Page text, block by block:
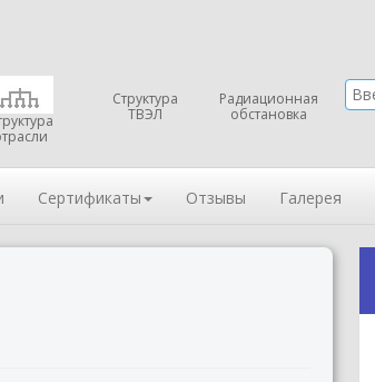
Структура
ТВЭЛ
Радиационная
обстановка
Сертификаты Отзывы Галерея